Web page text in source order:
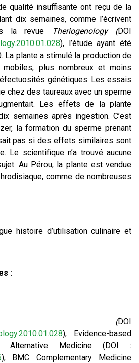
qualité insuffisante ont reçu de la
dix semaines, comme l’écrivent
la revue
Theriogenology (DOI
), l’étude ayant été
La plante a stimulé la production de
plus nombreux et moins
génétiques. Les essais
chez des taureaux avec un sperme
Les effets de la plante
semaines après ingestion. C’est
la formation du sperme prenant
pas si des effets similaires sont
Le scientifique n’a trouvé aucune
Au Pérou, la plante est vendue
comme de nombreuses
histoire d’utilisation culinaire et
:
(DOI
), Evidence-based
Alternative Medicine (DOI :
), BMC Complementary Medicine